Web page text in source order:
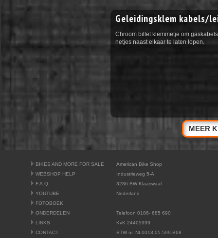
Geleidingsklem kabels/
Chroom billet klemmetje om
netjes naast elkaar te laten lopen.
MEER
BIKES AND MORE FOR SALE
WEBSHOP HELP
F.A.Q.
YOUTUBE
FOTOBOEK
ONDERDELEN
LINKS
CONTACT
American Bike Shop
Industrieweg 5-A
3286 BW Klaaswaal
Nederland
Telefoon 0186- 685 690
KvK 24405999
BTW nr. NL0013.05.599.B68